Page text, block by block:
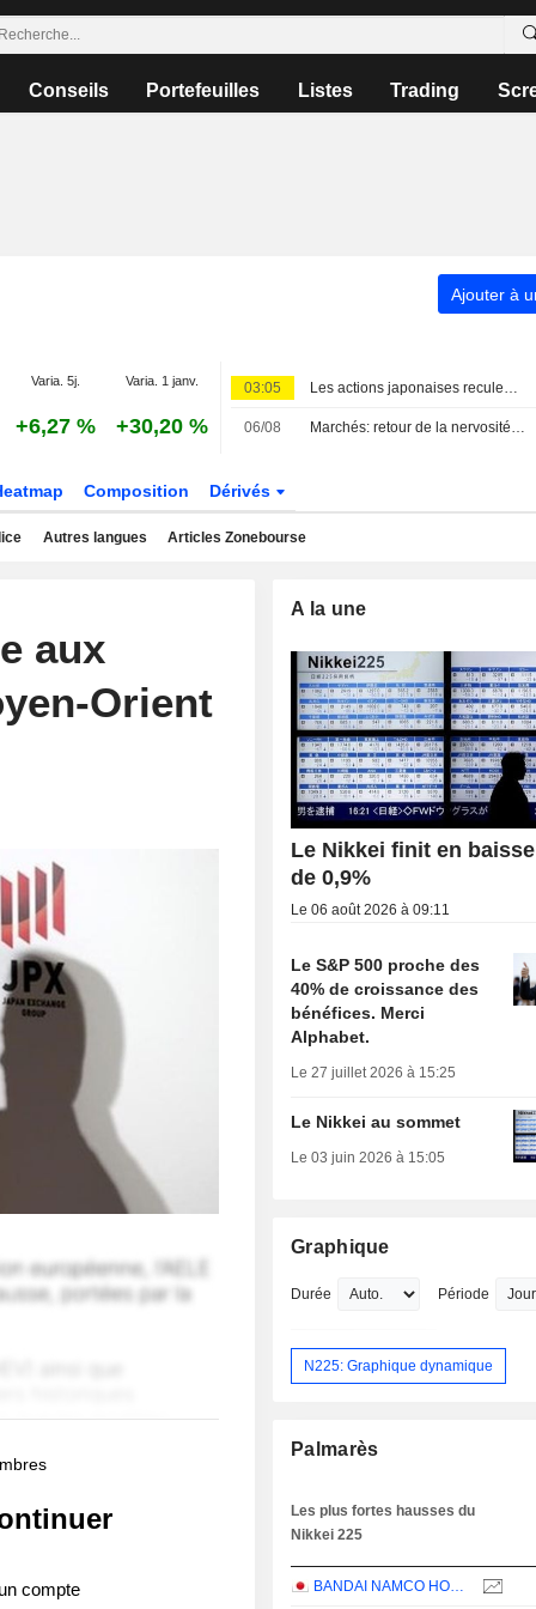
Conseils Portefeuilles Listes Trading
Ajouter à
Varia. 5j. Varia. 1 janv.
+6,27 % +30,20 %
03:05 Les actions japonaises reculent à l'ouverture
06/08 Marchés: retour de la nervosité sur le Moyen-Orient, records en Europe
Composition Dérivés
Autres langues Articles Zonebourse
aux
Orient
compte
A la une
Le Nikkei finit en baisse
de 0,9%
Le 06 août 2026 à 09:11
Le S&P 500 proche des
40% de croissance des
bénéfices. Merci
Alphabet.
Le 27 juillet 2026 à 15:25
Le Nikkei au sommet
Le 03 juin 2026 à 15:05
Graphique
Durée Période
N225: Graphique dynamique
Palmarès
Les plus fortes hausses du
Nikkei 225
BANDAI NAMCO HOLDINGS INC.